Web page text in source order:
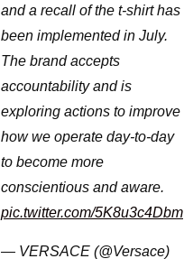
and a recall of the t-shirt has
been implemented in July.
The brand accepts
accountability and is
exploring actions to improve
how we operate day-to-day
to become more
conscientious and aware.
pic.twitter.com/5K8u3c4Dbm
— VERSACE (@Versace)